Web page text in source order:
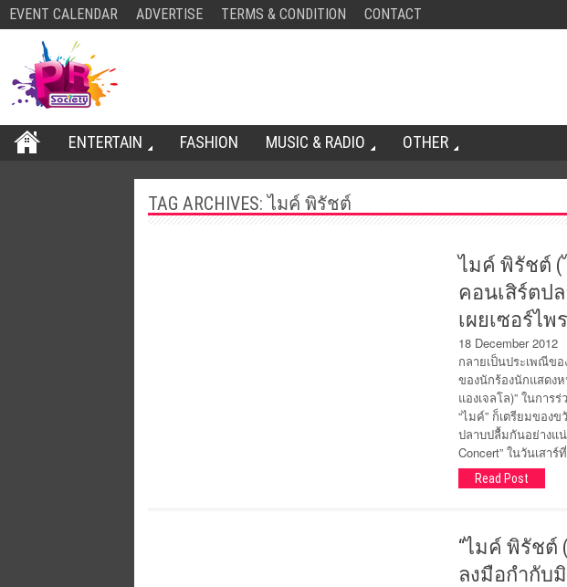
EVENT CALENDAR ADVERTISE TERMS & CONDITION CONTACT
ENTERTAIN FASHION MUSIC & RADIO OTHER
TAG ARCHIVES:ไมค์ พิรัชต์
ไมค์ พิรัชต์ (
คอนเสิร์ตป
เผยเซอร์ไพ
18 December 2012
กลายเป็นประเพณีข
ของนักร้องนักแสดง
แองเจลโล)” ในกา
“ไมค์” ก็เตรียมของ
ปลาบปลื้มกันอย่างแ
Concert” ในวันเสา
Read Post
“ไมค์ พิรัชต์
ลงมือกำกับ